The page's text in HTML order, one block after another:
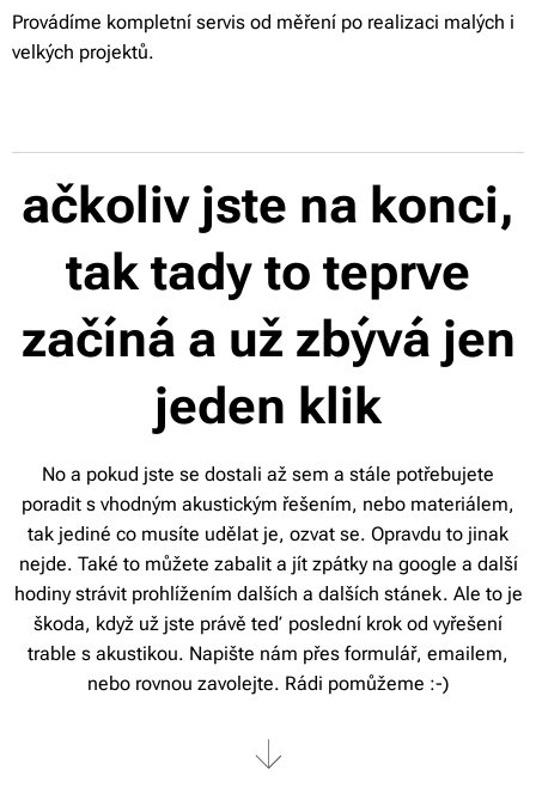
Provádíme kompletní servis od měření po realizaci malých i
velkých projektů.
ačkoliv jste na konci,
tak tady to teprve
začíná a už zbývá jen
jeden klik
No a pokud jste se dostali až sem a stále potřebujete
poradit s vhodným akustickým řešením, nebo materiálem,
tak jediné co musíte udělat je, ozvat se. Opravdu to jinak
nejde. Také to můžete zabalit a jít zpátky na google a další
hodiny strávit prohlížením dalších a dalších stánek. Ale to je
škoda, když už jste právě teď poslední krok od vyřešení
trable s akustikou. Napište nám přes formulář, emailem,
nebo rovnou zavolejte. Rádi pomůžeme :-)